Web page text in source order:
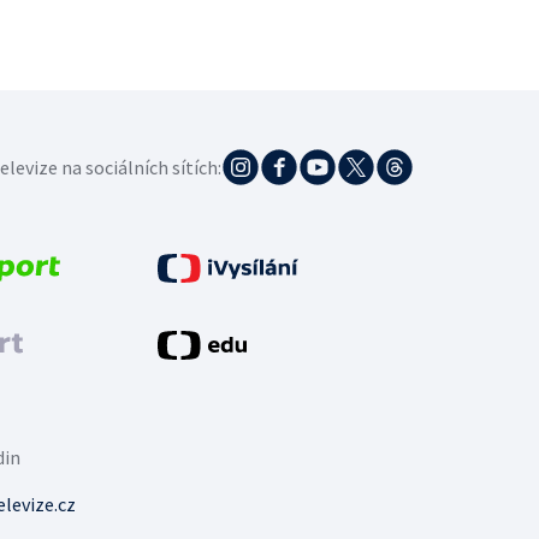
na sociálních sítích: